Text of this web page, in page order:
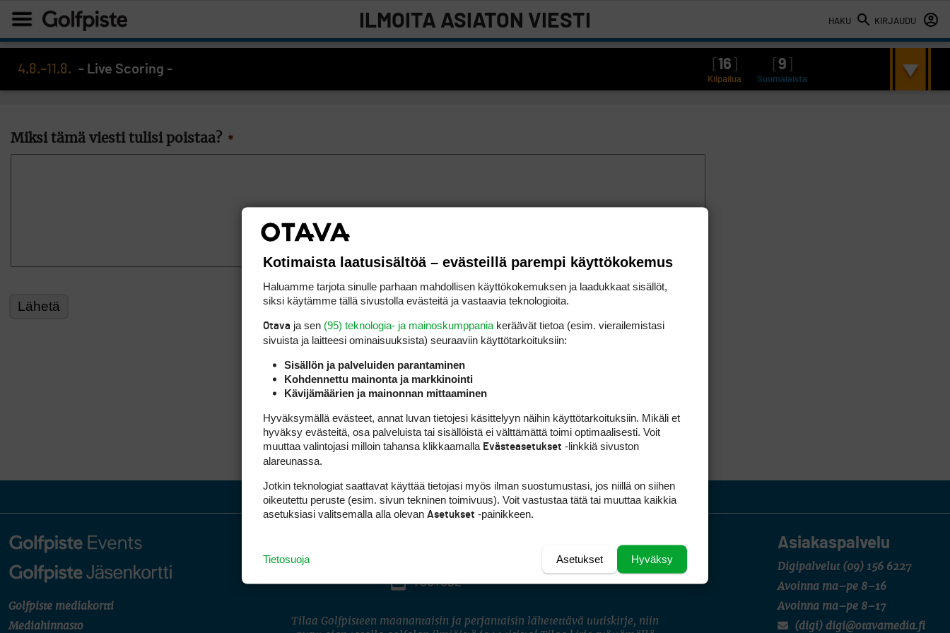
HAKU KIRJAUDU
ILMOITA ASIATON VIESTI
4.8.–11.8. - Live Scoring - 16 9
Kilpailua Suomalaista
Miksi tämä viesti tulisi poistaa? *
Golfpiste mediakortti
Mediahinnasto
Asiakaspalvelu
Digipalvelut (09) 156 6227
Avoinna ma–pe 8–16
Avoinna ma–pe 8–17
(digi) digi@otavamedia.fi
INSTAGRAM
YOUTUBE
Tilaa Golfpisteen maanantaisin ja perjantaisin lähetettävä uutiskirje, niin
Kotimaista laatusisältöä – evästeillä parempi käyttökokemus
Haluamme tarjota sinulle parhaan mahdollisen käyttökokemuksen ja laadukkaat sisällöt,
siksi käytämme tällä sivustolla evästeitä ja vastaavia teknologioita.
Otava ja sen (95) teknologia- ja mainoskumppania keräävät tietoa (esim. vierailemis­tasi
sivuista ja laitteesi ominaisuuk­sista) seuraaviin käyttötarkoituksiin:
Sisällön ja palveluiden parantaminen
Kohdennettu mainonta ja markkinointi
Kävijämäärien ja mainonnan mittaaminen
Hyväksymällä evästeet, annat luvan tietojesi käsittelyyn näihin käyttötarkoituksiin. Mikäli et
hyväksy evästeitä, osa palveluista tai sisällöistä ei välttämättä toimi optimaalisesti. Voit
muuttaa valintojasi milloin tahansa klikkaamalla Evästeasetukset -linkkiä sivuston
alareunassa.
Jotkin teknologiat saattavat käyttää tietojasi myös ilman suostumustasi, jos niillä on siihen
oikeutettu peruste (esim. sivun tekninen toimivuus). Voit vastustaa tätä tai muuttaa kaikkia
asetuksiasi valitsemalla alla olevan Asetukset -painikkeen.
Hyväksy
Asetukset
Tietosuoja